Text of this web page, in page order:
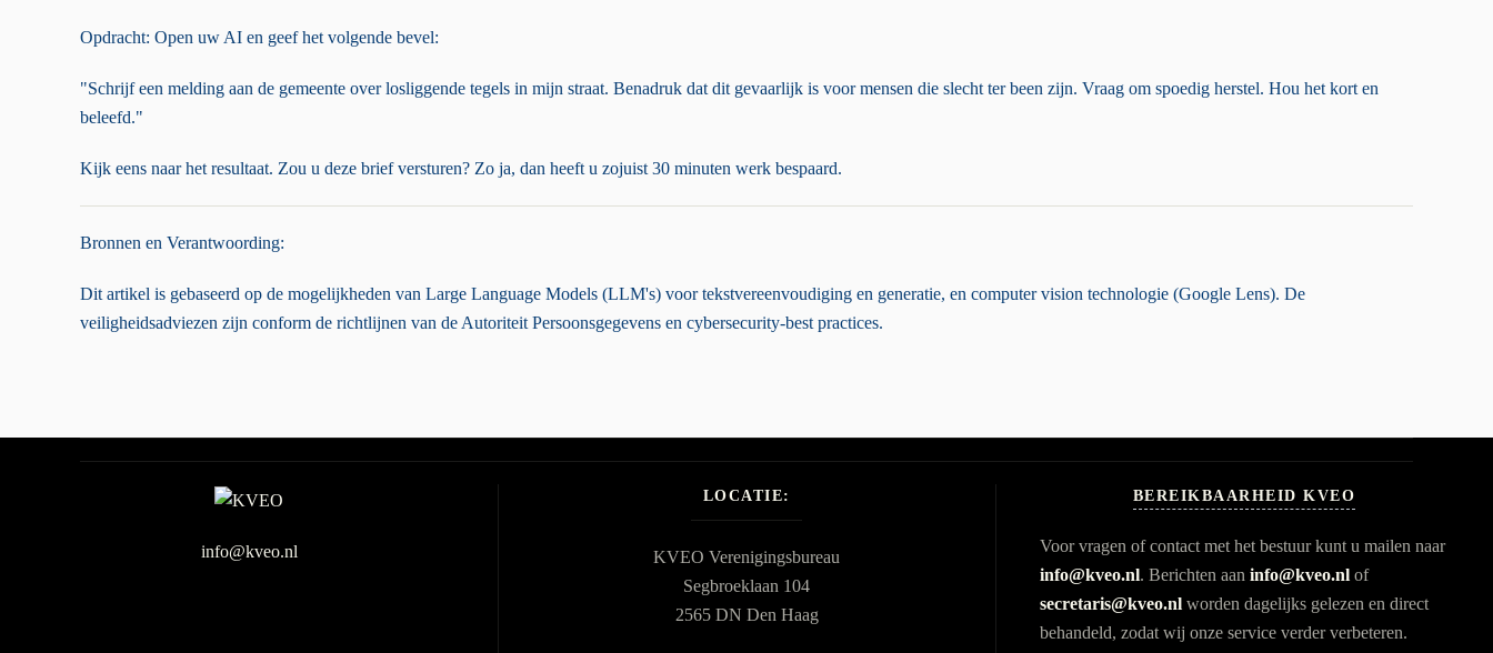
Opdracht: Open uw AI en geef het volgende bevel:
"Schrijf een melding aan de gemeente over losliggende tegels in mijn straat. Benadruk dat dit gevaarlijk is voor mensen die slecht ter been zijn. Vraag om spoedig herstel. Hou het kort en
beleefd."
Kijk eens naar het resultaat. Zou u deze brief versturen? Zo ja, dan heeft u zojuist 30 minuten werk bespaard.
Bronnen en Verantwoording:
Dit artikel is gebaseerd op de mogelijkheden van Large Language Models (LLM's) voor tekstvereenvoudiging en generatie, en computer vision technologie (Google Lens). De
veiligheidsadviezen zijn conform de richtlijnen van de Autoriteit Persoonsgegevens en cybersecurity-best practices.
info@kveo.nl
LOCATIE:
KVEO Verenigingsbureau
Segbroeklaan 104
2565 DN Den Haag
BEREIKBAARHEID KVEO
Voor vragen of contact met het bestuur kunt u mailen naar
info@kveo.nl. Berichten aan info@kveo.nl of
secretaris@kveo.nl worden dagelijks gelezen en direct
behandeld, zodat wij onze service verder verbeteren.